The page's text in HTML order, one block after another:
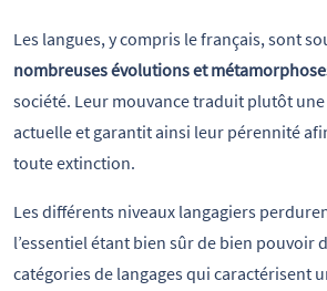
Les langues, y compris le français, sont
nombreuses évolutions et
société. Leur mouvance traduit plutôt
actuelle et garantit ainsi leur pérennité
toute extinction.
Les différents niveaux langagiers
l’essentiel étant bien sûr de bien pouvoir
catégories de langages qui caractérisent